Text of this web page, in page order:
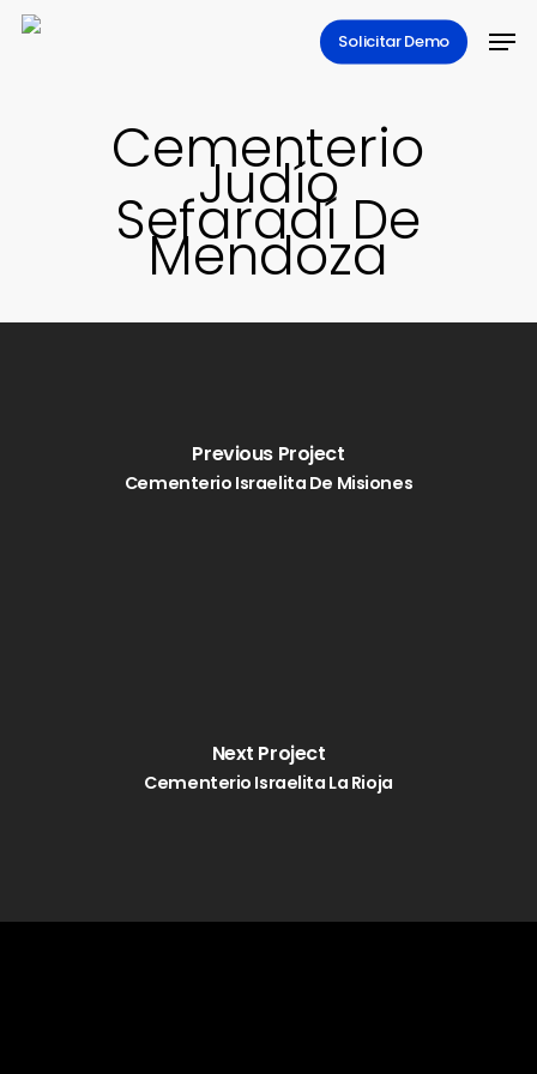
Skip
Solicitar Demo
Cementerio
Judío
Sefaradí De
Mendoza
Previous Project
Cementerio Israelita De Misiones
Next Project
Cementerio Israelita La Rioja